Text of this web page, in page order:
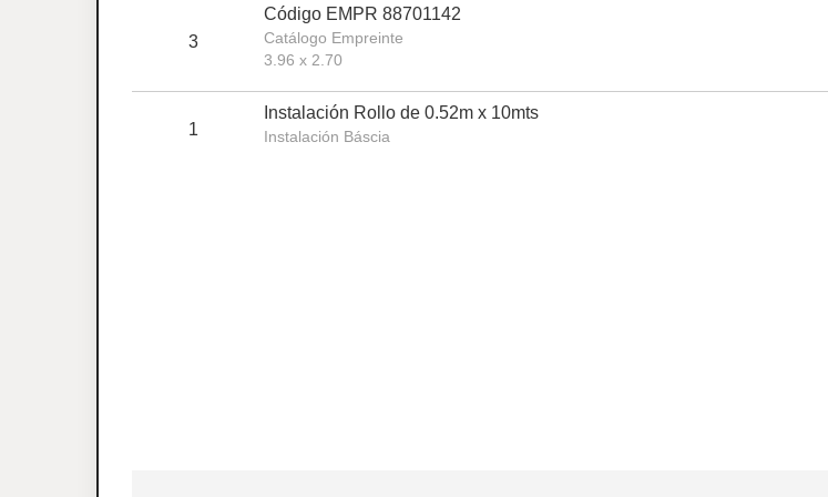
3
Código EMPR 88701142
Catálogo Empreinte
3.96 x 2.70
1
Instalación Rollo de 0.52m x 10mts
Instalación Báscia